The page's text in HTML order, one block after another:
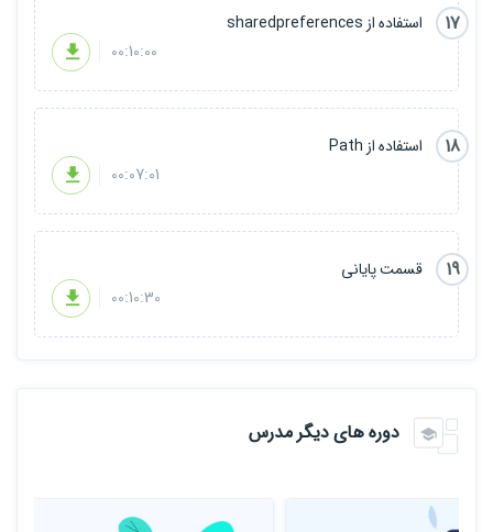
17
استفاده از sharedpreferences
00:10:00
18
استفاده از Path
00:07:01
19
قسمت پایانی
00:10:30
دوره های دیگر مدرس